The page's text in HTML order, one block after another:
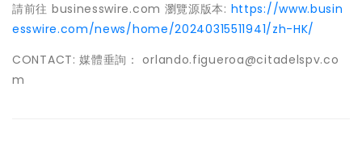
請前往 businesswire.com 瀏覽源版本: https://www.busin
esswire.com/news/home/20240315511941/zh-HK/
CONTACT: 媒體垂詢： orlando.figueroa@citadelspv.co
m